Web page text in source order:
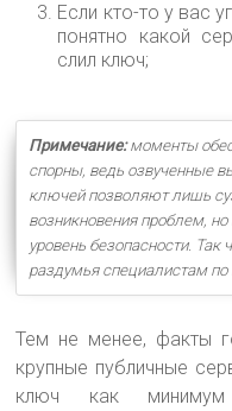
Если кто-то у вас
понятно какой
слил ключ;
Примечание:моменты
спорны, ведь озвученные
ключей позволяют лишь
возникновения проблем,
уровень безопасности.
раздумья специалистам
Тем не менее, факты
крупные публичные
ключ как минимум